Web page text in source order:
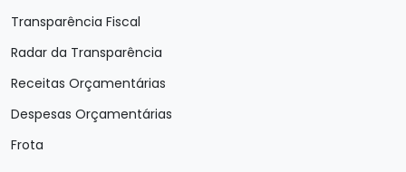
Transparência Fiscal
Radar da Transparência
Receitas Orçamentárias
Despesas Orçamentárias
Frota